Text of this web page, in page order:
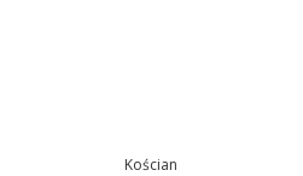
Kościan